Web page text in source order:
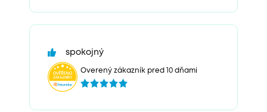
spokojný
Overený zákazník pred 10 dňami